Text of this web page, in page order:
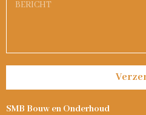
SMB Bouw en Onderhoud